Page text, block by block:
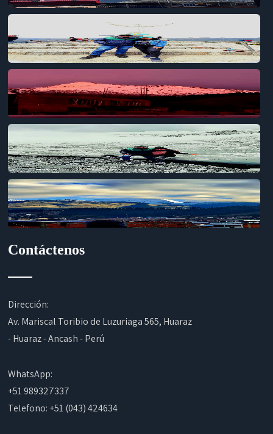
Contáctenos
Dirección:
Av. Mariscal Toribio de Luzuriaga 565, Huaraz
- Huaraz - Ancash - Perú
WhatsApp:
+51 989327337
Telefono: +51 (043) 424634